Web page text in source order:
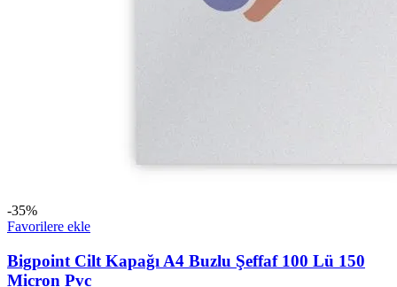
-35%
Favorilere ekle
Bigpoint Cilt Kapağı A4 Buzlu Şeffaf 100 Lü 150
Micron Pvc